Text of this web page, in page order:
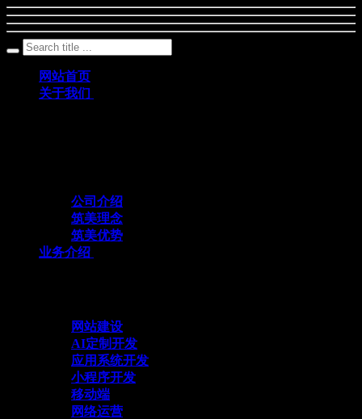
网站首页
关于我们
公司介绍
筑美理念
筑美优势
业务介绍
网站建设
AI定制开发
应用系统开发
小程序开发
移动端
网络运营